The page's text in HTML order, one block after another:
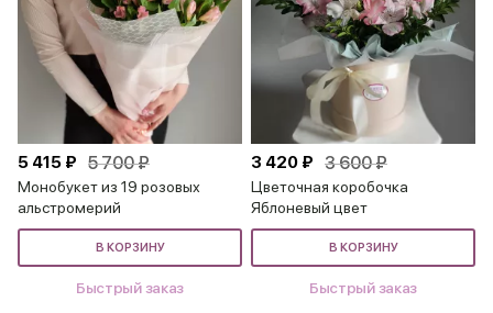
5 415 ₽ 5 700 ₽
Монобукет из 19 розовых
альстромерий
В КОРЗИНУ
Быстрый заказ
3 420 ₽ 3 600 ₽
Цветочная коробочка
Яблоневый цвет
В КОРЗИНУ
Быстрый заказ